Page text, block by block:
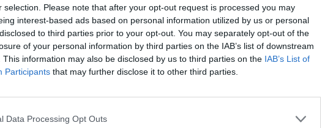
selection. Please note that after your opt-out request is processed you may
interest-based ads based on personal information utilized by us or personal
to third parties prior to your opt-out. You may separately opt-out of the
of your personal information by third parties on the IAB’s list of downstream
This information may also be disclosed by us to third parties on the IAB’s List of
Participants that may further disclose it to other third parties.
Data Processing Opt Outs